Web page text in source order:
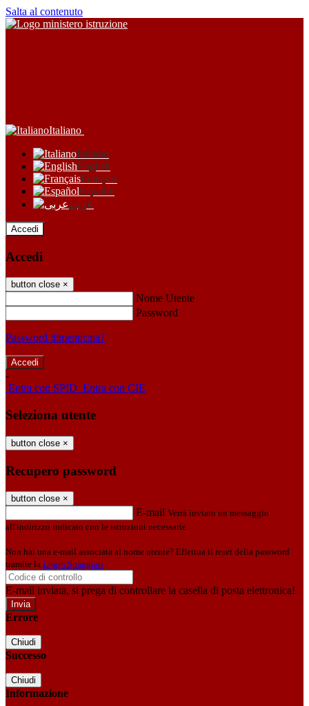
Salta al contenuto
Italiano
Italiano
English
Français
Español
عربى
Accedi
Accedi
button close ×
Nome Utente
Password
Password dimenticata?
-
Entra con SPID Entra con CIE
Seleziona utente
button close ×
Recupero password
button close ×
E-mail Verrà inviato un messaggio
all'indirizzo indicato con le istruzioni necessarie.
Non hai una e-mail associata al nome utente? Effettua il reset della password
tramite la Login Spaggiari
E-mail inviata, si prega di controllare la casella di posta elettronica!
Errore
Chiudi
Successo
Chiudi
Informazione